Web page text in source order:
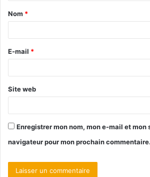
Nom *
E-mail *
Site web
Enregistrer mon nom, mon e-mail et mon
navigateur pour mon prochain commentaire.